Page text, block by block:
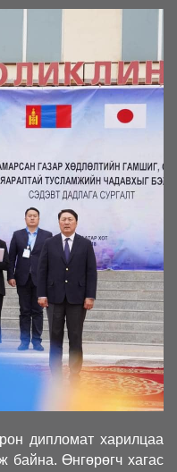
дипломат харилцаа
байна. Өнгөрөгч хагас